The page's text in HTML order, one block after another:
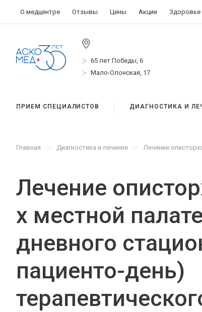
О медцентре Отзывы Цены Акции Здоровье
65 лет Победы, 6
Мало-Олонская, 17
ПРИЕМ СПЕЦИАЛИСТОВ ДИАГНОСТИКА И
Главная — Диагностика и лечение — Лечение
Лечение
х местной палате
дневного
пациенто-день)